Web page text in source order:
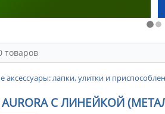
аксессуары: лапки, улитки и
С ЛИНЕЙКОЙ